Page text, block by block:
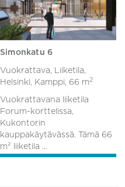
Simonkatu 6
Vuokrattava, Liiketila,
Helsinki, Kamppi, 66 m 2
Vuokrattavana liiketila
Forum-korttelissa,
Kukontorin
kauppakäytävässä. Tämä 66
m² liiketila ...